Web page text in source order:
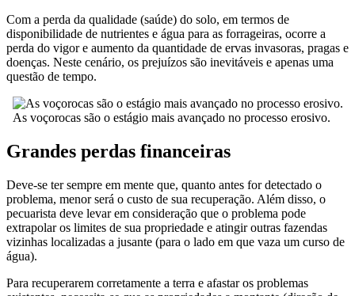
Com a perda da qualidade (saúde) do solo, em termos de
disponibilidade de nutrientes e água para as forrageiras, ocorre a
perda do vigor e aumento da quantidade de ervas invasoras, pragas e
doenças. Neste cenário, os prejuízos são inevitáveis e apenas uma
questão de tempo.
As voçorocas são o estágio mais avançado no processo erosivo.
Grandes perdas financeiras
Deve-se ter sempre em mente que, quanto antes for detectado o
problema, menor será o custo de sua recuperação. Além disso, o
pecuarista deve levar em consideração que o problema pode
extrapolar os limites de sua propriedade e atingir outras fazendas
vizinhas localizadas a jusante (para o lado em que vaza um curso de
água).
Para recuperarem corretamente a terra e afastar os problemas